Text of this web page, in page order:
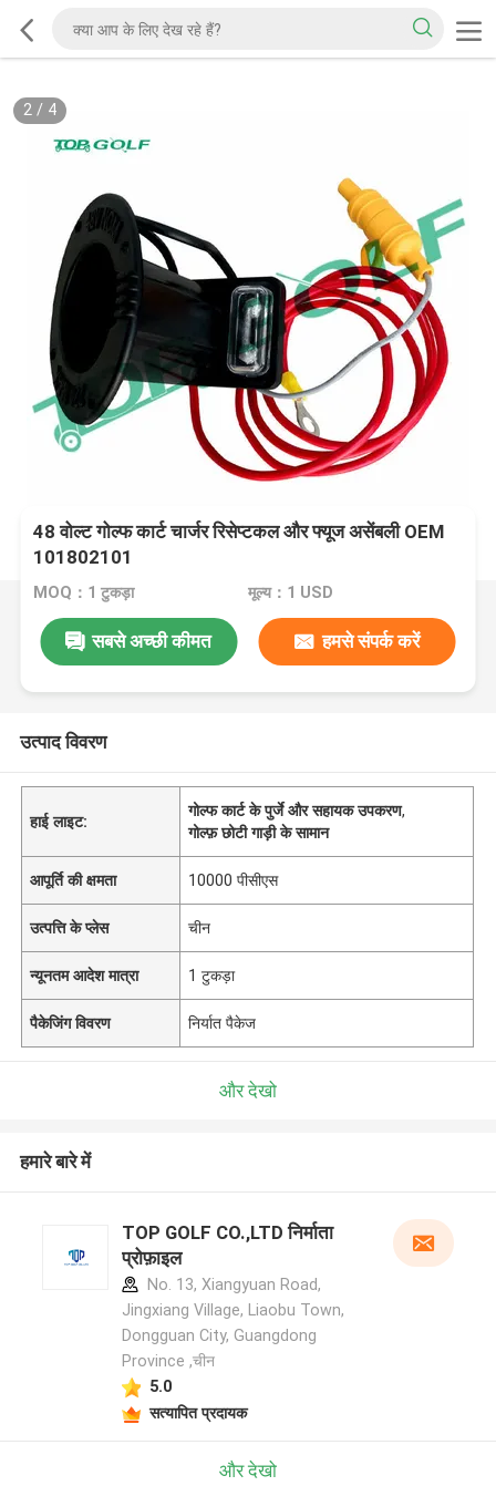
2/ 4
48 वोल्ट गोल्फ कार्ट चार्जर रिसेप्टकल और फ्यूज असेंबली OEM
101802101
MOQ：1 टुकड़ा मूल्य：1 USD
सबसे अच्छी कीमत हमसे संपर्क करें
उत्पाद विवरण
हाई लाइट:
गोल्फ कार्ट के पुर्जे और सहायक उपकरण,
गोल्फ़ छोटी गाड़ी के सामान
आपूर्ति की क्षमता 10000 पीसीएस
उत्पत्ति के प्लेस चीन
न्यूनतम आदेश मात्रा 1 टुकड़ा
पैकेजिंग विवरण निर्यात पैकेज
और देखो
हमारे बारे में
TOP GOLF CO.,LTD निर्माता
प्रोफ़ाइल
No. 13, Xiangyuan Road,
Jingxiang Village, Liaobu Town,
Dongguan City, Guangdong
Province ,चीन
5.0
सत्यापित प्रदायक
और देखो